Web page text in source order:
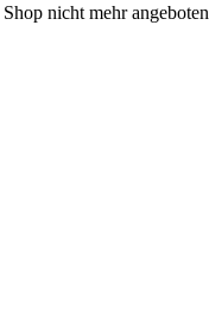
nicht mehr angeboten